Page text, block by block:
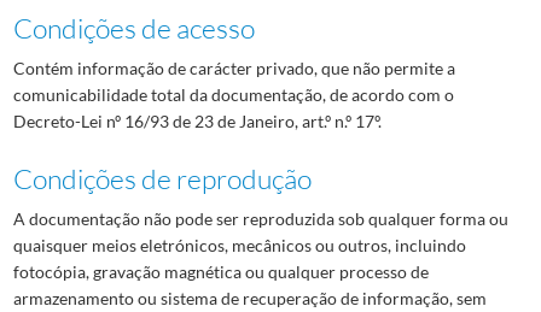
Condições de acesso
Contém informação de carácter privado, que não permite a
comunicabilidade total da documentação, de acordo com o
Decreto-Lei nº 16/93 de 23 de Janeiro, art.º n.º 17º.
Condições de reprodução
A documentação não pode ser reproduzida sob qualquer forma ou
quaisquer meios eletrónicos, mecânicos ou outros, incluindo
fotocópia, gravação magnética ou qualquer processo de
armazenamento ou sistema de recuperação de informação, sem